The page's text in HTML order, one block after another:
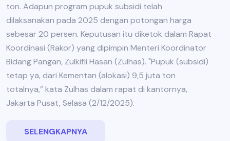
ton. Adapun program pupuk subsidi telah
dilaksanakan pada 2025 dengan potongan harga
sebesar 20 persen. Keputusan itu diketok dalam Rapat
Koordinasi (Rakor) yang dipimpin Menteri Koordinator
Bidang Pangan, Zulkifli Hasan (Zulhas). "Pupuk (subsidi)
tetap ya, dari Kementan (alokasi) 9,5 juta ton
totalnya,” kata Zulhas dalam rapat di kantornya,
Jakarta Pusat, Selasa (2/12/2025).
SELENGKAPNYA